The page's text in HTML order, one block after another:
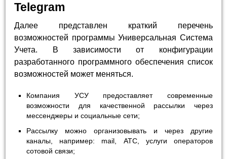
Telegram
Далее представлен краткий перечень
возможностей программы Универсальная Система
Учета. В зависимости от конфигурации
разработанного программного обеспечения список
возможностей может меняться.
Компания УСУ предоставляет современные
возможности для качественной рассылки через
мессенджеры и социальные сети;
Рассылку можно организовывать и через другие
каналы, например: mail, АТС, услуги операторов
сотовой связи;